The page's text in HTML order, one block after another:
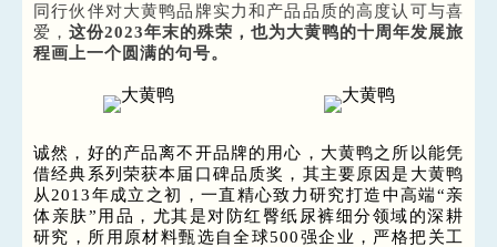
同行伙伴对大黄鸭品牌实力和产品品质的高度认可与喜
爱， 这份2023年末的殊荣，也为大黄鸭的十周年发展旅
程画上一个圆满的句号。
诚然，好的产品离不开品牌的用心，大黄鸭之所以能凭
借经典系列荣获本届口碑品质奖，其主要原因是大黄鸭
从2013年成立之初，一直精心致力研究打造中高端“亲
体亲肤”用品，尤其是对防红臀纸尿裤细分领域的深耕
研究，所用原材料甄选自全球500强企业，严格把关工